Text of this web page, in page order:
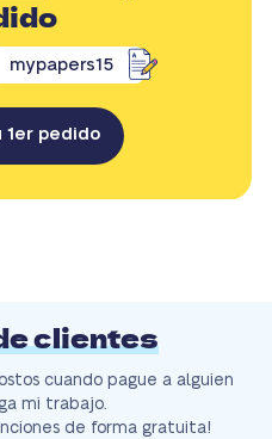
mypapers15
1er pedido
clientes
cuando pague a alguien
mi trabajo.
de forma gratuita!